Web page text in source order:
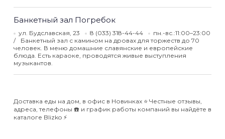
Банкетный зал Погребок
ул. Будславская, 23 8 (033) 318-44-44
пн.-вс.:11:00–23:00
Банкетный зал с камином на дровах для торжеств до 70
человек. В меню домашние славянские и европейские
блюда. Есть караоке, проводятся живые выступления
музыкантов.
Доставка еды на дом, в офис в Новинках ⭐️ Честные отзывы,
адреса, телефоны ☎️ и график работы компаний вы найдёте в
каталоге Blizko ⚡️